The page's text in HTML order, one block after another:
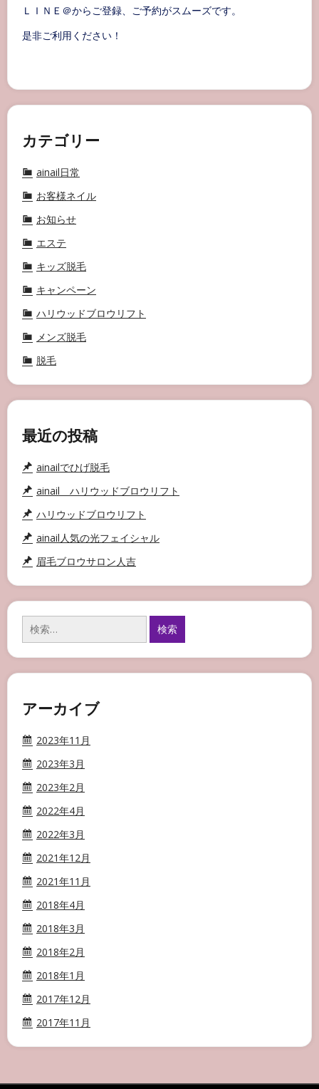
ＬＩＮＥ＠からご登録、ご予約がスムーズです。
是非ご利用ください！
カテゴリー
ainail日常
お客様ネイル
お知らせ
エステ
キッズ脱毛
キャンペーン
ハリウッドブロウリフト
メンズ脱毛
脱毛
最近の投稿
ainailでひげ脱毛
ainail ハリウッドブロウリフト
ハリウッドブロウリフト
ainail人気の光フェイシャル
眉毛ブロウサロン人吉
検
索:
アーカイブ
2023年11月
2023年3月
2023年2月
2022年4月
2022年3月
2021年12月
2021年11月
2018年4月
2018年3月
2018年2月
2018年1月
2017年12月
2017年11月